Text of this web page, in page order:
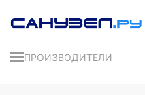
ПРОИЗВОДИТЕЛИ